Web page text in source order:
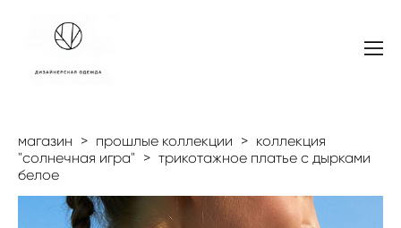
магазин > прошлые коллекции > коллекция
"солнечная игра" > трикотажное платье с дырками
белое